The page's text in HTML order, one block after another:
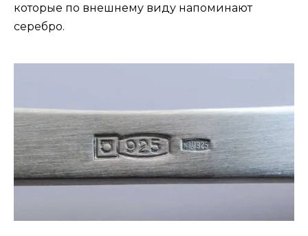
которые по внешнему виду напоминают
серебро.